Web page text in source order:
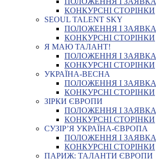
КОНКУРСНІ СТОРІНКИ
SEOUL TALENT SKY
ПОЛОЖЕННЯ І ЗАЯВКА
КОНКУРСНІ СТОРІНКИ
Я МАЮ ТАЛАНТ!
ПОЛОЖЕННЯ І ЗАЯВКА
КОНКУРСНІ СТОРІНКИ
УКРАЇНА-ВЕСНА
ПОЛОЖЕННЯ І ЗАЯВКА
КОНКУРСНІ СТОРІНКИ
ЗІРКИ ЄВРОПИ
ПОЛОЖЕННЯ І ЗАЯВКА
КОНКУРСНІ СТОРІНКИ
СУЗІР’Я УКРАЇНА-ЄВРОПА
ПОЛОЖЕННЯ І ЗАЯВКА
КОНКУРСНІ СТОРІНКИ
ПАРИЖ: ТАЛАНТИ ЄВРОПИ